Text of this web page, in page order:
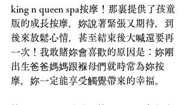
king n queen spa按摩！那裏提供了孩童
版的成長按摩，妳說著緊張又期待，到
後來放鬆心情，甚至結束後大喊還要再
一次！我敢賭妳會喜歡的原因是：妳剛
出生爸爸媽媽跟褓母們就時常為妳按
摩，妳一定能享受觸覺帶來的幸福。